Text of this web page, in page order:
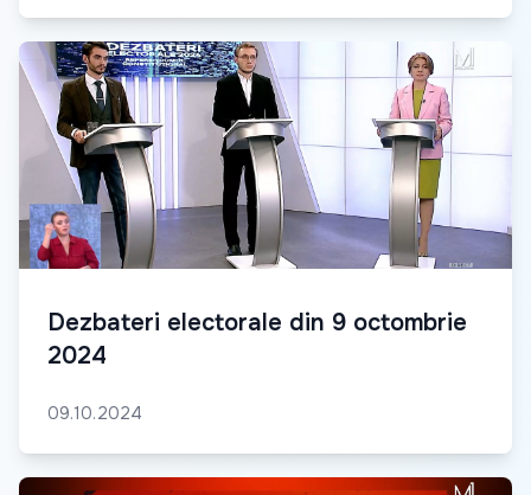
Dezbateri electorale din 9 octombrie
2024
09.10.2024